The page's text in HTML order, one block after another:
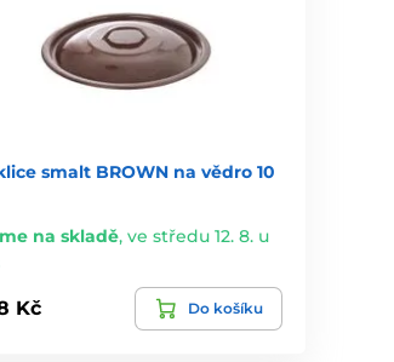
smalt BROWN na vědro 10
na skladě,ve středu 12. 8. u
Kč Do košíku